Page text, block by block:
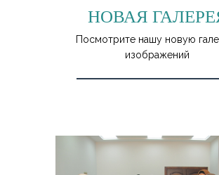
НОВАЯ
Посмотрите нашу новую
изображений